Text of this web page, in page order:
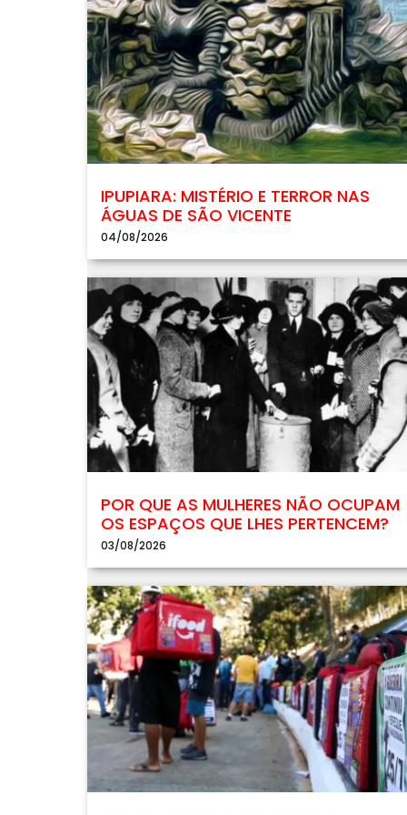
IPUPIARA: MISTÉRIO E TERROR NAS
ÁGUAS DE SÃO VICENTE
04/08/2026
POR QUE AS MULHERES NÃO OCUPAM
OS ESPAÇOS QUE LHES PERTENCEM?
03/08/2026